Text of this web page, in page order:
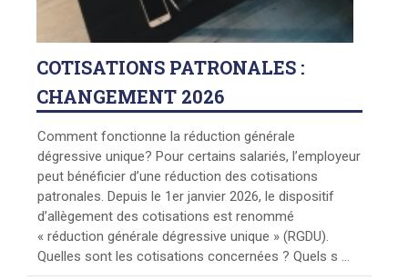
COTISATIONS PATRONALES :
CHANGEMENT 2026
Comment fonctionne la réduction générale
dégressive unique? Pour certains salariés, l’employeur
peut bénéficier d’une réduction des cotisations
patronales. Depuis le 1er janvier 2026, le dispositif
d’allègement des cotisations est renommé
« réduction générale dégressive unique » (RGDU).
Quelles sont les cotisations concernées ? Quels s ...